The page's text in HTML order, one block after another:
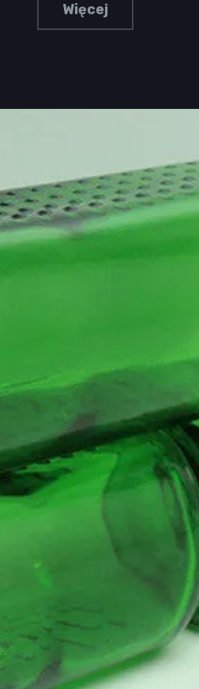
Więcej